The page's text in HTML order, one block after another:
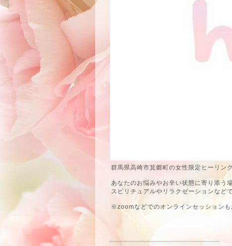
群馬県高崎市箕郷町の女性限定ヒーリン
あなたのお悩みやお辛い状態に寄り添う
スピリチュアルやリラクゼーションなど
※zoomなどでのオンラインセッションも